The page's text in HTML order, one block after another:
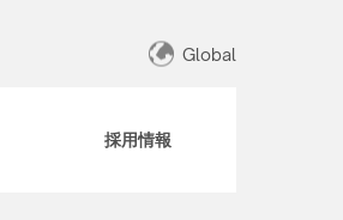
Global
採用情報